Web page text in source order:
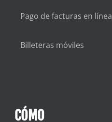
Pago de facturas en línea
Billeteras móviles
CÓMO